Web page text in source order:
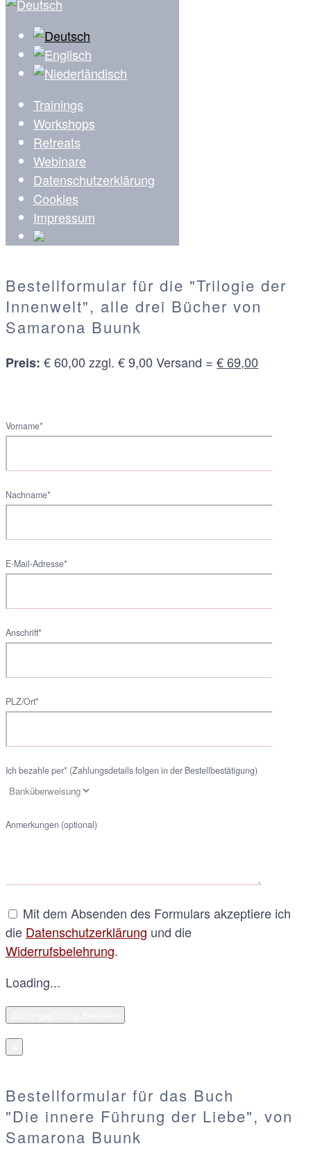
Trainings
Workshops
Retreats
Webinare
Datenschutzerklärung
Cookies
Impressum
Bestellformular für die "Trilogie der
Innenwelt", alle drei Bücher von
Samarona Buunk
Preis: € 60,00 zzgl. € 9,00 Versand = € 69,00
Vorname*
Nachname*
E-Mail-Adresse*
Anschrift*
PLZ/Ort*
Ich bezahle per* (Zahlungsdetails folgen in der Bestellbestätigung)
Anmerkungen (optional)
Mit dem Absenden des Formulars akzeptiere ich
die Datenschutzerklärung und die
Widerrufsbelehrung.
Loading...
Bestellformular für das Buch
"Die innere Führung der Liebe", von
Samarona Buunk